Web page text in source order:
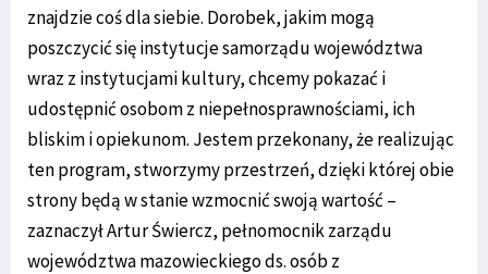
znajdzie coś dla siebie. Dorobek, jakim mogą
poszczycić się instytucje samorządu województwa
wraz z instytucjami kultury, chcemy pokazać i
udostępnić osobom z niepełnosprawnościami, ich
bliskim i opiekunom. Jestem przekonany, że realizując
ten program, stworzymy przestrzeń, dzięki której obie
strony będą w stanie wzmocnić swoją wartość –
zaznaczył Artur Świercz, pełnomocnik zarządu
województwa mazowieckiego ds. osób z